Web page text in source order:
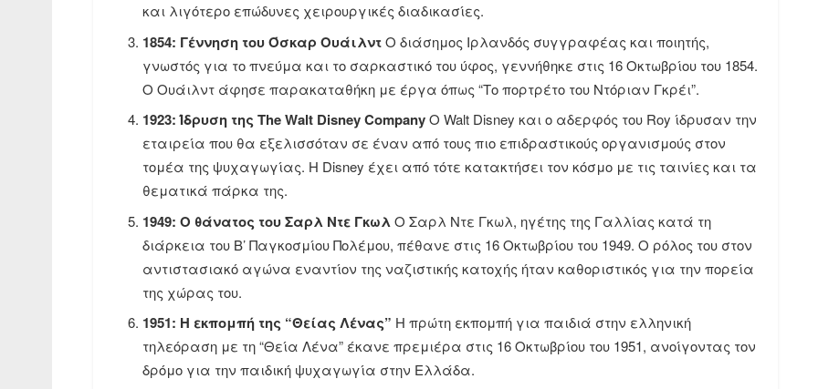
και λιγότερο επώδυνες χειρουργικές διαδικασίες.
1854: Γέννηση του Όσκαρ ΟυάιλντΟ διάσημος Ιρλανδός συγγραφέας και ποιητής,
γνωστός για το πνεύμα και το σαρκαστικό του ύφος, γεννήθηκε στις 16 Οκτωβρίου του 1854.
Ο Ουάιλντ άφησε παρακαταθήκη με έργα όπως “Το πορτρέτο του Ντόριαν Γκρέι”.
1923: Ίδρυση της The Walt Disney CompanyΟ Walt Disney και ο αδερφός του Roy ίδρυσαν την
εταιρεία που θα εξελισσόταν σε έναν από τους πιο επιδραστικούς οργανισμούς στον
τομέα της ψυχαγωγίας. Η Disney έχει από τότε κατακτήσει τον κόσμο με τις ταινίες και τα
θεματικά πάρκα της.
1949: Ο θάνατος του Σαρλ Ντε ΓκωλΟ Σαρλ Ντε Γκωλ, ηγέτης της Γαλλίας κατά τη
διάρκεια του Β’ Παγκοσμίου Πολέμου, πέθανε στις 16 Οκτωβρίου του 1949. Ο ρόλος του στον
αντιστασιακό αγώνα εναντίον της ναζιστικής κατοχής ήταν καθοριστικός για την πορεία
της χώρας του.
1951: Η εκπομπή της “Θείας Λένας” Η πρώτη εκπομπή για παιδιά στην ελληνική
τηλεόραση με τη “Θεία Λένα” έκανε πρεμιέρα στις 16 Οκτωβρίου του 1951, ανοίγοντας τον
δρόμο για την παιδική ψυχαγωγία στην Ελλάδα.